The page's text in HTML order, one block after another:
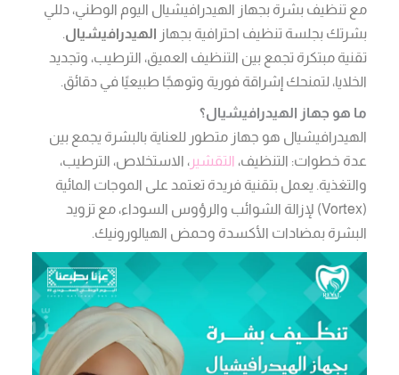
مع تنظيف بشرة بجهاز الهيدرافيشيال اليوم الوطني، دللي
بشرتك بجلسة تنظيف احترافية بجهاز الهيدرافيشيال.
تقنية مبتكرة تجمع بين التنظيف العميق، الترطيب، وتجديد
الخلايا، لتمنحك إشراقة فورية وتوهجًا طبيعيًا في دقائق.
ما هو جهاز الهيدرافيشيال؟
الهيدرافيشيال هو جهاز متطور للعناية بالبشرة يجمع بين
عدة خطوات: التنظيف، التقشير، الاستخلاص، الترطيب،
والتغذية. يعمل بتقنية فريدة تعتمد على الموجات المائية
(Vortex) لإزالة الشوائب والرؤوس السوداء، مع تزويد
البشرة بمضادات الأكسدة وحمض الهيالورونيك.